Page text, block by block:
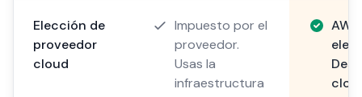
Elección de
proveedor
cloud
Impuesto por el
proveedor.
Usas la
infraestructura